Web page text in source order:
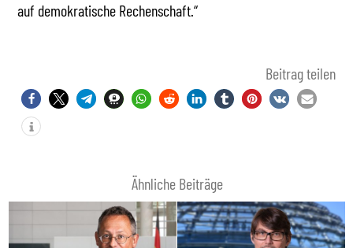
auf demokratische Rechenschaft.“
Beitrag teilen
Ähnliche Beiträge